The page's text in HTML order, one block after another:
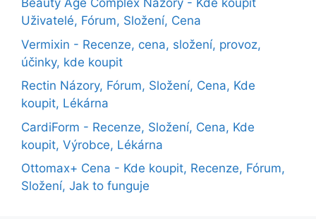
Beauty Age Сomplex Názory - Kde koupit
Uživatelé, Fórum, Složení, Cena
Vermixin - Recenze, cena, složení, provoz,
účinky, kde koupit
Rectin Názory, Fórum, Složení, Cena, Kde
koupit, Lékárna
CardiForm - Recenze, Složení, Cena, Kde
koupit, Výrobce, Lékárna
Ottomax+ Cena - Kde koupit, Recenze, Fórum,
Složení, Jak to funguje